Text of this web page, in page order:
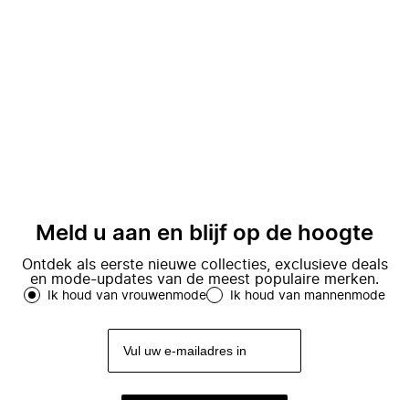
Meld u aan en blijf op de hoogte
Ontdek als eerste nieuwe collecties, exclusieve deals
en mode-updates van de meest populaire merken.
Ik houd van vrouwenmode Ik houd van mannenmode